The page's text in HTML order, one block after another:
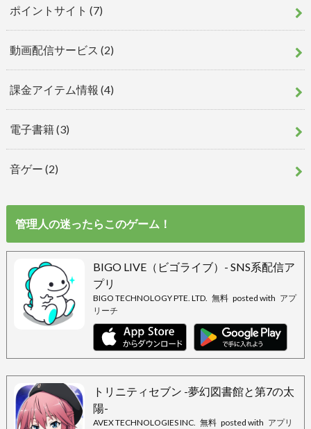
ポイントサイト (7)
動画配信サービス (2)
課金アイテム情報 (4)
電子書籍(3)
音ゲー (2)
管理人の迷ったらこのゲーム！
BIGO LIVE（ビゴライブ）- SNS系配信ア
プリ
BIGO TECHNOLOGY PTE. LTD. 無料 posted with アプ
リーチ
トリニティセブン -夢幻図書館と第7の太
陽-
AVEX TECHNOLOGIES INC. 無料 posted with アプリ